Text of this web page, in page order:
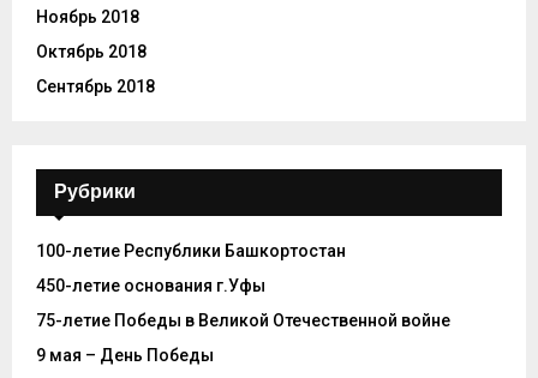
Ноябрь 2018
Октябрь 2018
Сентябрь 2018
Рубрики
100-летие Республики Башкортостан
450-летие основания г.Уфы
75-летие Победы в Великой Отечественной войне
9 мая – День Победы